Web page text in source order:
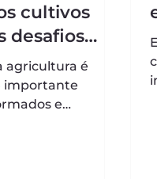
cultivos
desafios
agricultura é
importante
e